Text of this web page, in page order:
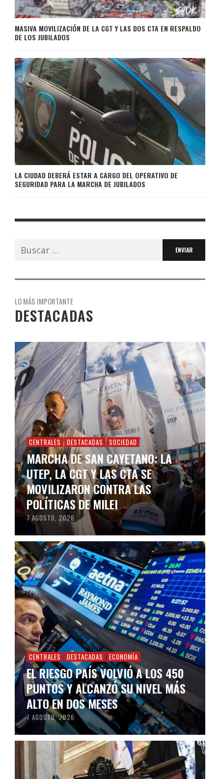
MASIVA MOVILIZACIÓN DE LA CGT Y LAS DOS CTA EN RESPALDO
DE LOS JUBILADOS
LA CIUDAD DEBERÁ ESTAR A CARGO DEL OPERATIVO DE
SEGURIDAD PARA LA MARCHA DE JUBILADOS
Buscar:
LO MÁS IMPORTANTE
DESTACADAS
CENTRALES DESTACADAS SOCIEDAD
MARCHA DE SAN CAYETANO: LA
UTEP, LA CGT Y LAS CTA SE
MOVILIZARON CONTRA LAS
POLÍTICAS DE MILEI
7 AGOSTO, 2026
CENTRALES DESTACADAS ECONOMÍA
EL RIESGO PAÍS VOLVIÓ A LOS 450
PUNTOS Y ALCANZÓ SU NIVEL MÁS
ALTO EN DOS MESES
7 AGOSTO, 2026